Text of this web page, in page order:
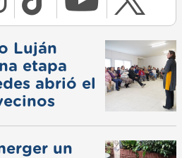
Luján
etapa
abrió el
un